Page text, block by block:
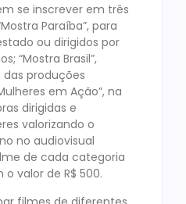
se inscrever em três
Paraíba”, para
ou dirigidos por
“Mostra Brasil”,
produções
em Ação”, na
dirigidas e
valorizando o
no audiovisual
de cada categoria
valor de R$ 500.